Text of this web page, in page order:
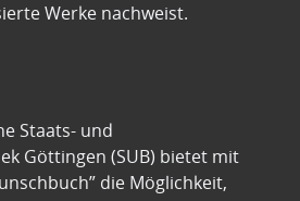
Werke nachweist.
Staats- und
Göttingen (SUB) bietet mit
die Möglichkeit,